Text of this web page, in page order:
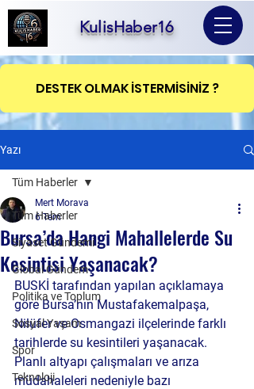
KulisHaber16
DESTEK OLMAK İSTERMİSİNİZ ?
Yazı
Tüm Haberler
Siyaset Gündemi
Global Gündem
Politika ve Toplum
Sosyal Yaşam
Spor
Teknoloji
Tüm Haberler
Bursa’da Hangi Mahallelerde Su
Kesintisi Yaşanacak?
Mert Morava
6 Tem
BUSKİ tarafından yapılan açıklamaya
göre Bursa’nın Mustafakemalpaşa,
Nilüfer ve Osmangazi ilçelerinde farklı
tarihlerde su kesintileri yaşanacak.
Planlı altyapı çalışmaları ve arıza
müdahaleleri nedeniyle bazı